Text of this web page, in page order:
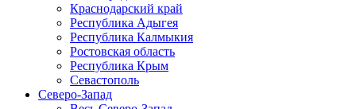
Краснодарский край
Республика Адыгея
Республика Калмыкия
Ростовская область
Республика Крым
Севастополь
Северо-Запад